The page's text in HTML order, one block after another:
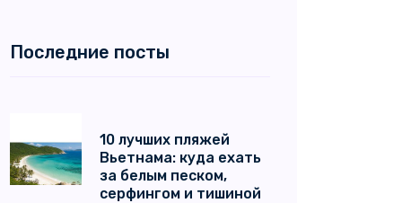
Последние посты
10 лучших пляжей
Вьетнама: куда ехать
за белым песком,
серфингом и тишиной